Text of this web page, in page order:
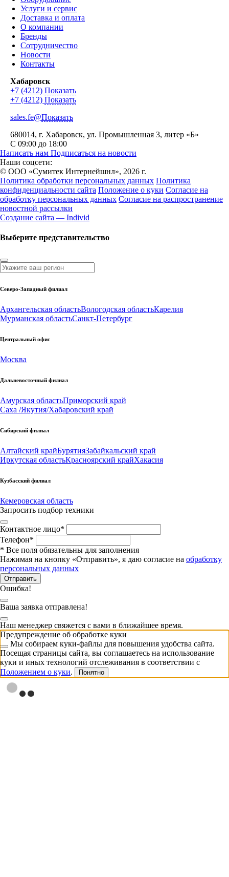
Услуги и сервис
Доставка и оплата
О компании
Бренды
Сотрудничество
Новости
Контакты
Хабаровск
+7 (4212) Показать
+7 (4212) Показать
sales.fe@Показать
680014, г. Хабаровск, ул. Промышленная 3, литер «Б»
С 09:00 до 18:00
Написать нам Подписаться на новости
Наши соцсети:
© ООО «Сумитек Интернейшнл», 2026 г.
Политика обработки персональных данных Политика
конфиденциальности сайта Положение о куки Согласие на
обработку персональных данных Согласие на распространение
новостной рассылки
Создание сайта — Individ
Выберите представительство
Северо-Западный филиал
Архангельская областьВологодская областьКарелия
Мурманская областьСанкт-Петербург
Центральный офис
Москва
Дальневосточный филиал
Амурская областьПриморский край
Саха /Якутия/Хабаровский край
Сибирский филиал
Алтайский крайБурятияЗабайкальский край
Иркутская областьКрасноярский крайХакасия
Кузбасский филиал
Кемеровская область
Запросить подбор техники
Контактное лицо*
Телефон*
* Все поля обязательны для заполнения
Нажимая на кнопку «Отправить», я даю согласие на обработку
персональных данных
Отправить
Ошибка!
Ваша заявка отправлена!
Наш менеджер свяжется с вами в ближайшее время.
Предупреждение об обработке куки
Мы собираем куки-файлы для повышения удобства сайта.
Посещая страницы сайта, вы соглашаетесь на использование
куки и иных технологий отслеживания в соответствии с
Положением о куки. Понятно